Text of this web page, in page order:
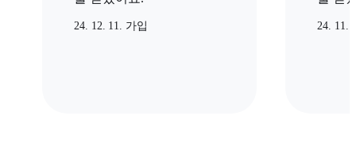
24. 12. 11. 가입 24. 11.